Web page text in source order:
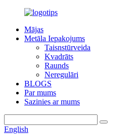
Mājas
Metāla Iepakojums
Taisnstūrveida
Kvadrāts
Raunds
Neregulāri
BLOGS
Par mums
Sazinies ar mums
English